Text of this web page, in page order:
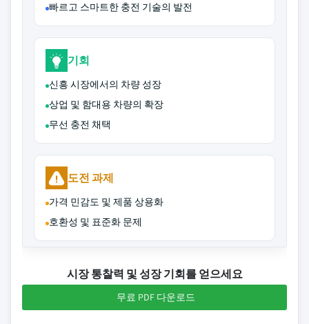
빠르고 스마트한 충전 기술의 발전
기회
신흥 시장에서의 차량 성장
상업 및 함대용 차량의 확장
무선 충전 채택
도전 과제
가격 민감도 및 제품 상용화
호환성 및 표준화 문제
시장 통찰력 및 성장 기회를 얻으세요
무료 PDF 다운로드